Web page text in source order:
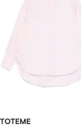
TOTEME